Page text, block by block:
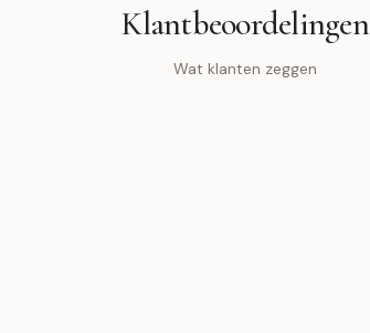
Klantbeoordelingen
Wat klanten zeggen